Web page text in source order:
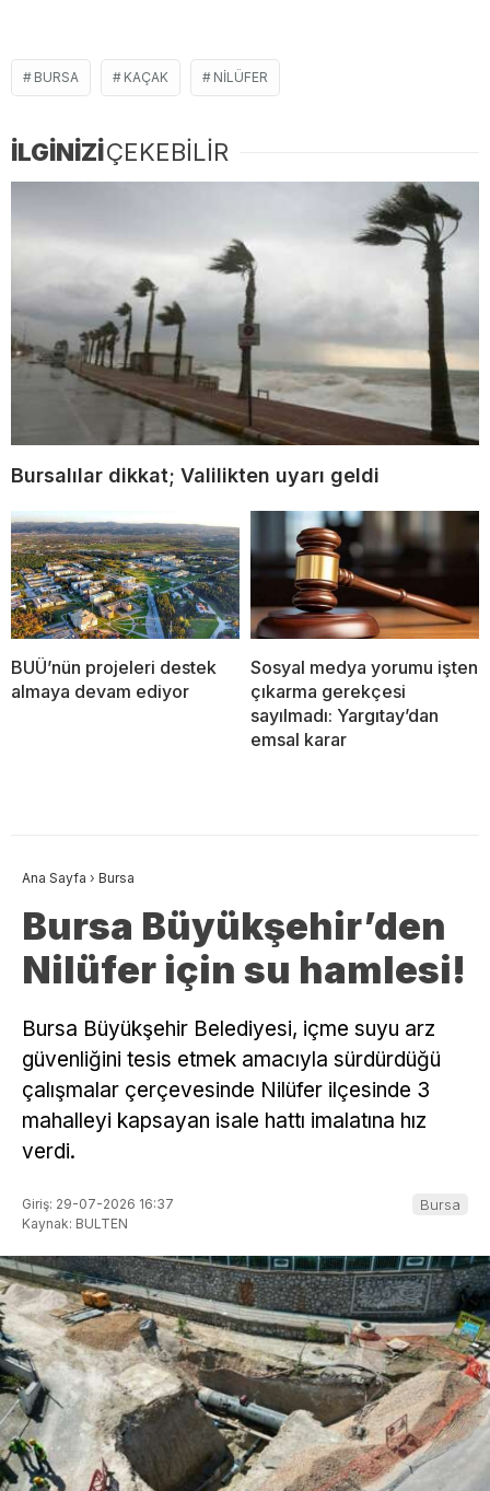
BURSA KAÇAK NILÜFER
İLGİNİZİÇEKEBİLİR
Bursalılar dikkat; Valilikten uyarı geldi
BUÜ’nün projeleri destek
almaya devam ediyor
Sosyal medya yorumu işten
çıkarma gerekçesi
sayılmadı: Yargıtay’dan
emsal karar
Ana Sayfa › Bursa
Bursa Büyükşehir’den
Nilüfer için su hamlesi!
Bursa Büyükşehir Belediyesi, içme suyu arz
güvenliğini tesis etmek amacıyla sürdürdüğü
çalışmalar çerçevesinde Nilüfer ilçesinde 3
mahalleyi kapsayan isale hattı imalatına hız
verdi.
Giriş: 29-07-2026 16:37
Kaynak: BULTEN
Bursa